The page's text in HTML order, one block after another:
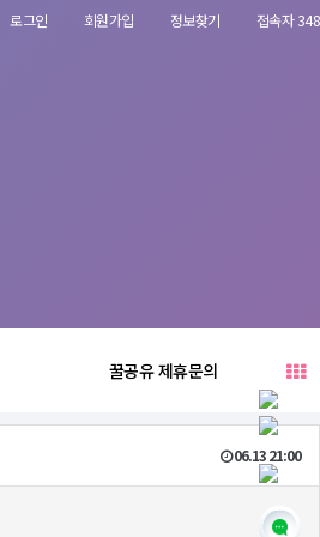
로그인 회원가입 정보찾기 접속자 348
꿀공유 제휴문의
06.13 21:00